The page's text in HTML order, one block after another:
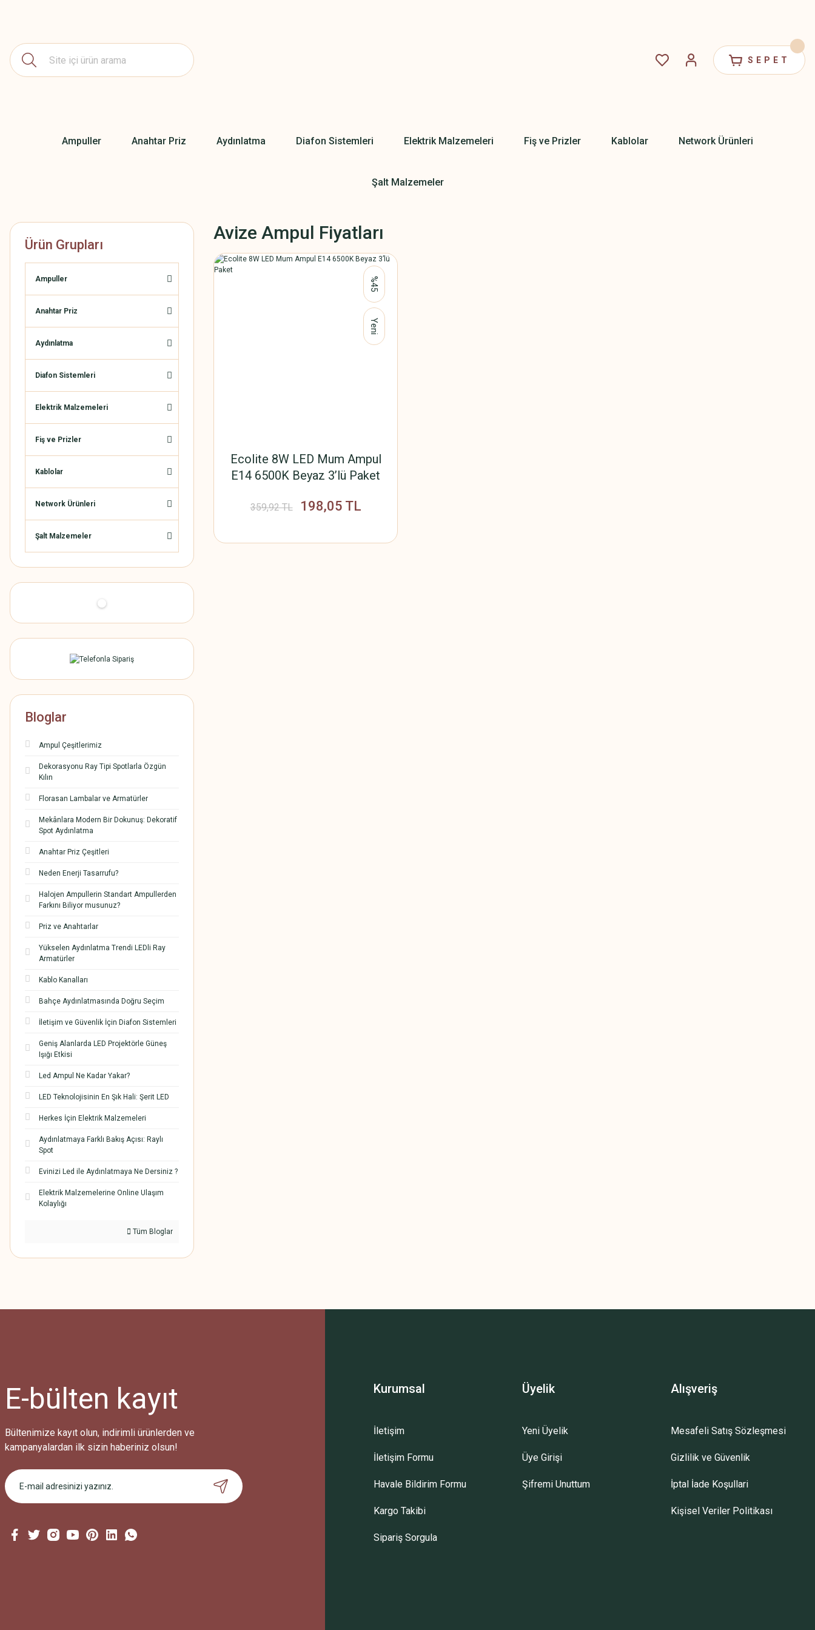
SEPET
Ampuller Anahtar Priz Aydınlatma Diafon Sistemleri Elektrik Malzemeleri Fiş ve Prizler Kablolar Network Ürünleri
Şalt Malzemeler
Ürün Grupları
Ampuller
Anahtar Priz
Aydınlatma
Diafon Sistemleri
Elektrik Malzemeleri
Fiş ve Prizler
Kablolar
Network Ürünleri
Şalt Malzemeler
Bloglar
Ampul Çeşitlerimiz
Dekorasyonu Ray Tipi Spotlarla Özgün
Kılın
Florasan Lambalar ve Armatürler
Mekânlara Modern Bir Dokunuş: Dekoratif
Spot Aydınlatma
Anahtar Priz Çeşitleri
Neden Enerji Tasarrufu?
Halojen Ampullerin Standart Ampullerden
Farkını Biliyor musunuz?
Priz ve Anahtarlar
Yükselen Aydınlatma Trendi LEDli Ray
Armatürler
Kablo Kanalları
Bahçe Aydınlatmasında Doğru Seçim
İletişim ve Güvenlik İçin Diafon Sistemleri
Geniş Alanlarda LED Projektörle Güneş
Işığı Etkisi
Led Ampul Ne Kadar Yakar?
LED Teknolojisinin En Şık Hali: Şerit LED
Herkes İçin Elektrik Malzemeleri
Aydınlatmaya Farklı Bakış Açısı: Raylı
Spot
Evinizi Led ile Aydınlatmaya Ne Dersiniz ?
Elektrik Malzemelerine Online Ulaşım
Kolaylığı
Tüm Bloglar
Avize Ampul Fiyatları
%45
Yeni
Ecolite 8W LED Mum Ampul
E14 6500K Beyaz 3’lü Paket
359,92 TL 198,05 TL
E-bülten kayıt
Bültenimize kayıt olun, indirimli ürünlerden ve
kampanyalardan ilk sizin haberiniz olsun!
Kurumsal
İletişim
İletişim Formu
Havale Bildirim Formu
Kargo Takibi
Sipariş Sorgula
Üyelik
Yeni Üyelik
Üye Girişi
Şifremi Unuttum
Alışveriş
Mesafeli Satış Sözleşmesi
Gizlilik ve Güvenlik
İptal İade Koşullari
Kişisel Veriler Politikası